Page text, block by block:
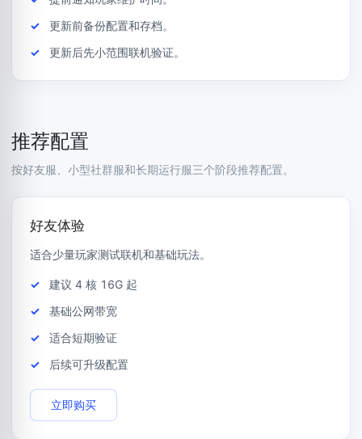
更新前备份配置和存档。
更新后先小范围联机验证。
推荐配置
按好友服、小型社群服和长期运行服三个阶段推荐配置。
好友体验
适合少量玩家测试联机和基础玩法。
建议 4 核 16G 起
基础公网带宽
适合短期验证
后续可升级配置
立即购买